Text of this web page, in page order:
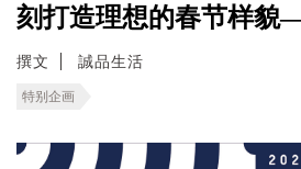
刻打造理想的春节样
撰文 誠品生活
特别企画